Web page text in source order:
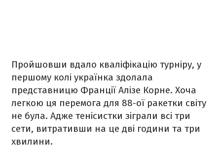
Пройшовши вдало кваліфікацію турніру, у
першому колі українка здолала
представницю Франції Алізе Корне. Хоча
легкою ця перемога для 88-ої ракетки світу
не була. Адже тенісистки зіграли всі три
сети, витративши на це дві години та три
хвилини.